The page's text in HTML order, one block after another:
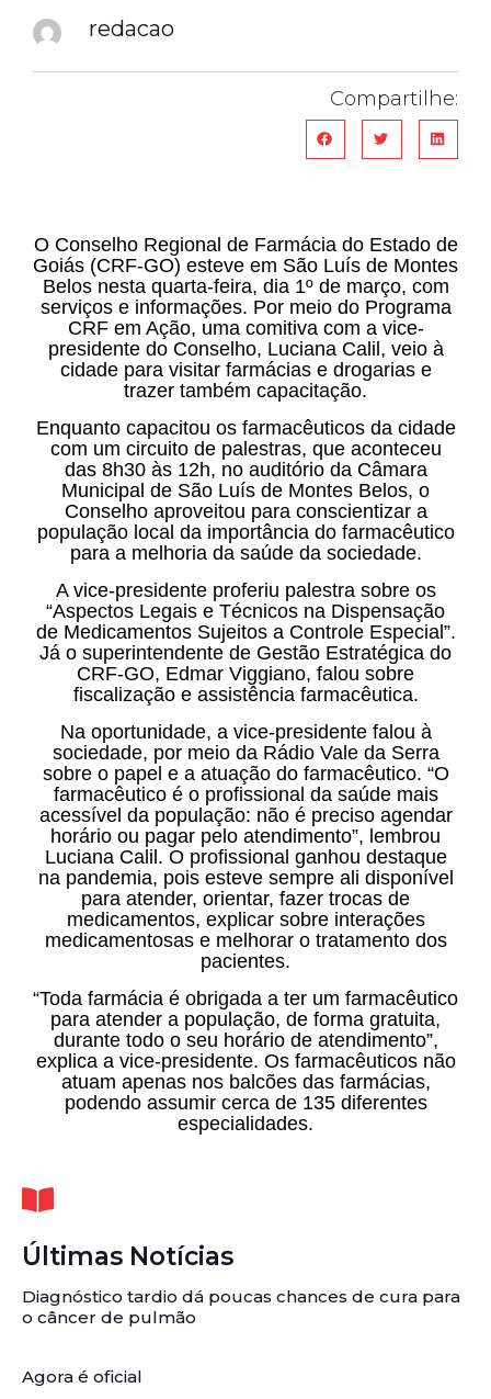
redacao
Compartilhe:
O Conselho Regional de Farmácia do Estado de
Goiás (CRF-GO) esteve em São Luís de Montes
Belos nesta quarta-feira, dia 1º de março, com
serviços e informações. Por meio do Programa
CRF em Ação, uma comitiva com a vice-
presidente do Conselho, Luciana Calil, veio à
cidade para visitar farmácias e drogarias e
trazer também capacitação.
Enquanto capacitou os farmacêuticos da cidade
com um circuito de palestras, que aconteceu
das 8h30 às 12h, no auditório da Câmara
Municipal de São Luís de Montes Belos, o
Conselho aproveitou para conscientizar a
população local da importância do farmacêutico
para a melhoria da saúde da sociedade.
A vice-presidente proferiu palestra sobre os
“Aspectos Legais e Técnicos na Dispensação
de Medicamentos Sujeitos a Controle Especial”.
Já o superintendente de Gestão Estratégica do
CRF-GO, Edmar Viggiano, falou sobre
fiscalização e assistência farmacêutica.
Na oportunidade, a vice-presidente falou à
sociedade, por meio da Rádio Vale da Serra
sobre o papel e a atuação do farmacêutico. “O
farmacêutico é o profissional da saúde mais
acessível da população: não é preciso agendar
horário ou pagar pelo atendimento”, lembrou
Luciana Calil. O profissional ganhou destaque
na pandemia, pois esteve sempre ali disponível
para atender, orientar, fazer trocas de
medicamentos, explicar sobre interações
medicamentosas e melhorar o tratamento dos
pacientes.
“Toda farmácia é obrigada a ter um farmacêutico
para atender a população, de forma gratuita,
durante todo o seu horário de atendimento”,
explica a vice-presidente. Os farmacêuticos não
atuam apenas nos balcões das farmácias,
podendo assumir cerca de 135 diferentes
especialidades.
Últimas Notícias
Diagnóstico tardio dá poucas chances de cura para
o câncer de pulmão
Agora é oficial